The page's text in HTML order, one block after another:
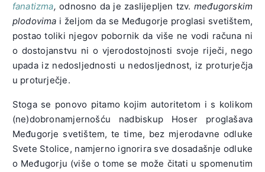
fanatizma, odnosno da je zaslijepljen tzv. međugorskim
plodovima i željom da se Međugorje proglasi svetištem,
postao toliki njegov pobornik da više ne vodi računa ni
o dostojanstvu ni o vjerodostojnosti svoje riječi, nego
upada iz nedosljednosti u nedosljednost, iz proturječja
u proturječje.
Stoga se ponovo pitamo kojim autoritetom i s kolikom
(ne)dobronamjernošću nadbiskup Hoser proglašava
Međugorje svetištem, te time, bez mjerodavne odluke
Svete Stolice, namjerno ignorira sve dosadašnje odluke
o Međugorju (više o tome se može čitati u spomenutim